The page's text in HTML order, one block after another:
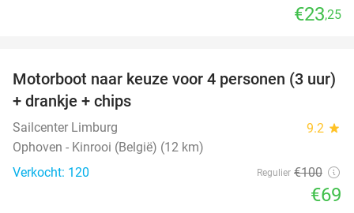
€23,25
31%
Motorboot naar keuze voor 4 personen (3 uur)
+ drankje + chips
Sailcenter Limburg 9.2 star
Ophoven - Kinrooi (België) (12 km)
Verkocht: 120
Regulier €100
€69